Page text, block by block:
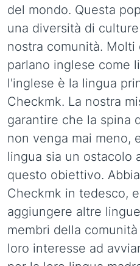
del mondo. Questa
una diversità di
nostra comunità.
parlano inglese come
l'inglese è la lingua
Checkmk. La nostra
garantire che la spina
non venga mai meno,
lingua sia un ostacolo
questo obiettivo.
Checkmk in tedesco,
aggiungere altre
membri della
loro interesse ad